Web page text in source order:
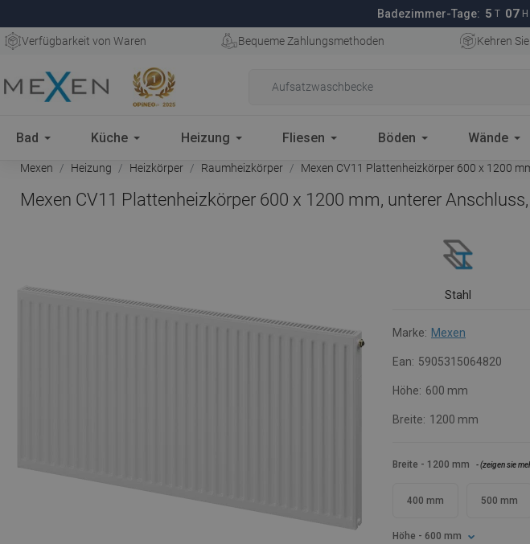
Badezimmer-Tage: 5 T 07 H
Verfügbarkeit von Waren Bequeme Zahlungsmethoden Kehren
Bad Küche Heizung Fliesen Böden Wände
Mexen Heizung Heizkörper Raumheizkörper Mexen CV11 Plattenheizkörper 600 x 1200
Mexen CV11 Plattenheizkörper 600 x 1200 mm, unterer
Stahl
Marke: Mexen
Ean: 5905315064820
Höhe: 600 mm
Breite: 1200 mm
Breite - 1200 mm - (zeigen sie
400 mm 500 mm
Höhe - 600 mm